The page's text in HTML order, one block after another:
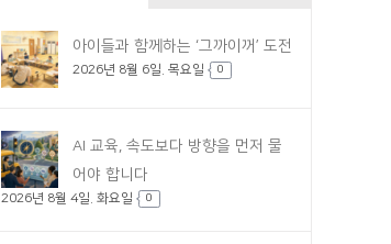
아이들과 함께하는 ‘그까이꺼’ 도전
2026년 8월 6일. 목요일 0
AI 교육, 속도보다 방향을 먼저 물
어야 합니다
2026년 8월 4일. 화요일 0